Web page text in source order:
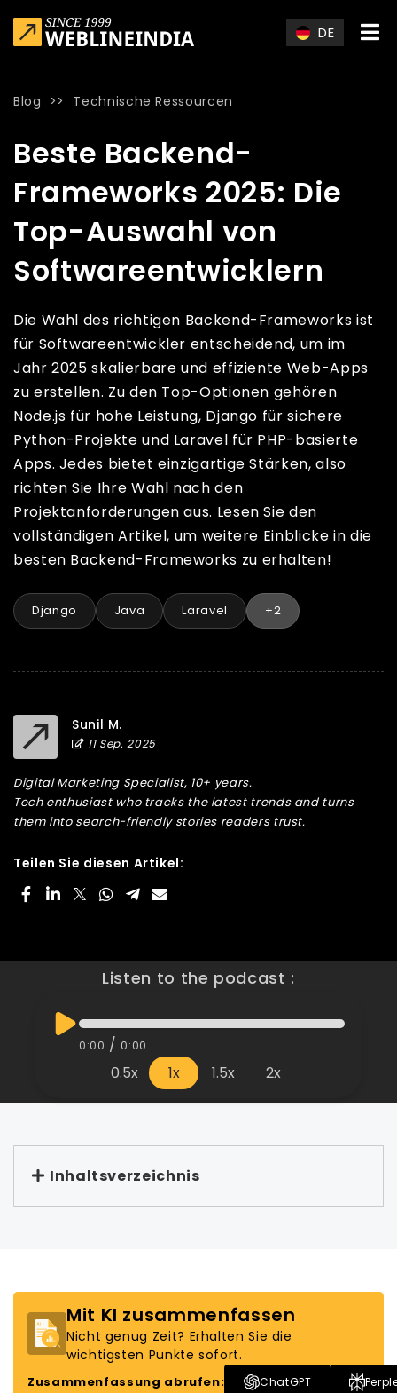
DE
Blog >> Technische Ressourcen
Beste Backend-
Frameworks 2025: Die
Top-Auswahl von
Softwareentwicklern
Die Wahl des richtigen Backend-Frameworks ist
für Softwareentwickler entscheidend, um im
Jahr 2025 skalierbare und effiziente Web-Apps
zu erstellen. Zu den Top-Optionen gehören
Node.js für hohe Leistung, Django für sichere
Python-Projekte und Laravel für PHP-basierte
Apps. Jedes bietet einzigartige Stärken, also
richten Sie Ihre Wahl nach den
Projektanforderungen aus. Lesen Sie den
vollständigen Artikel, um weitere Einblicke in die
besten Backend-Frameworks zu erhalten!
Django Java Laravel +2
Sunil M.
11 Sep. 2025
Digital Marketing Specialist, 10+ years.
Tech enthusiast who tracks the latest trends and turns
them into search-friendly stories readers trust.
Teilen Sie diesen Artikel:
Listen to the podcast :
0:00 / 0:00
0.5x 1x 1.5x 2x
Inhaltsverzeichnis
Mit KI zusammenfassen
Nicht genug Zeit? Erhalten Sie die
wichtigsten Punkte sofort.
Zusammenfassung abrufen: ChatGPT